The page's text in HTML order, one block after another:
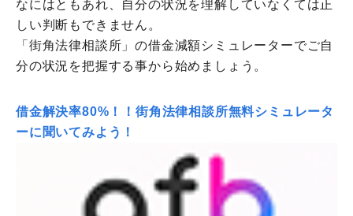
なにはともあれ、自分の状況を理解していなくては正
しい判断もできません。
「街角法律相談所」の借金減額シミュレーターでご自
分の状況を把握する事から始めましょう。
借金解決率80%！！街角法律相談所無料シミュレータ
ーに聞いてみよう！